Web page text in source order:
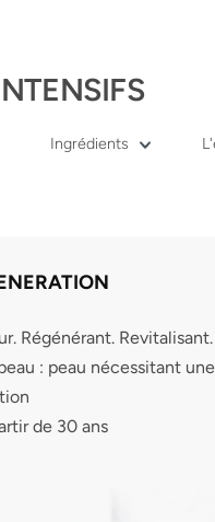
Ingrédients
Régénérant. Revitalisant.
: peau nécessitant une
de 30 ans